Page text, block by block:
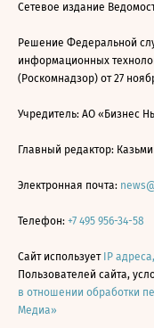
Сетевое издание
Решение Федеральной
информационных
(Роскомнадзор) от 27
Учредитель: АО «Бизнес
Главный редактор:
Электронная почта:
Телефон: +7 495 956-34-58
Сайт использует IP
Пользователей сайта,
в отношении обработки
Медиа»